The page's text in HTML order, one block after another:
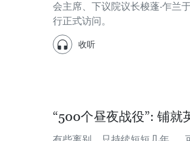
会主席、下议院议长梭蓬·乍兰
行正式访问。
收听
“500个昼夜战役”: 铺就